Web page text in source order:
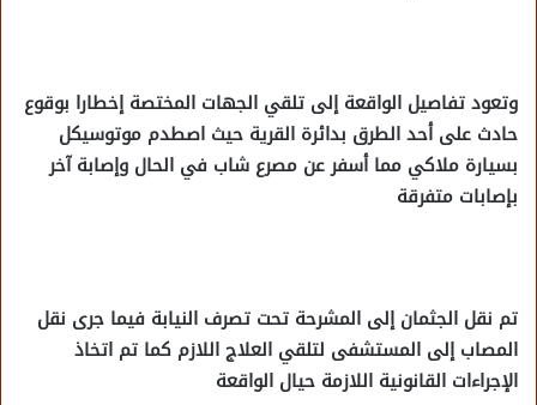
وتعود تفاصيل الواقعة إلى تلقي الجهات المختصة إخطارا بوقوع
حادث على أحد الطرق بدائرة القرية حيث اصطدم موتوسيكل
بسيارة ملاكي مما أسفر عن مصرع شاب في الحال وإصابة آخر
بإصابات متفرقة
تم نقل الجثمان إلى المشرحة تحت تصرف النيابة فيما جرى نقل
المصاب إلى المستشفى لتلقي العلاج اللازم كما تم اتخاذ
الإجراءات القانونية اللازمة حيال الواقعة